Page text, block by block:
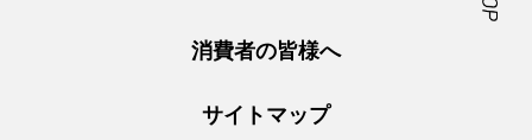
消費者の皆様へ
サイトマップ